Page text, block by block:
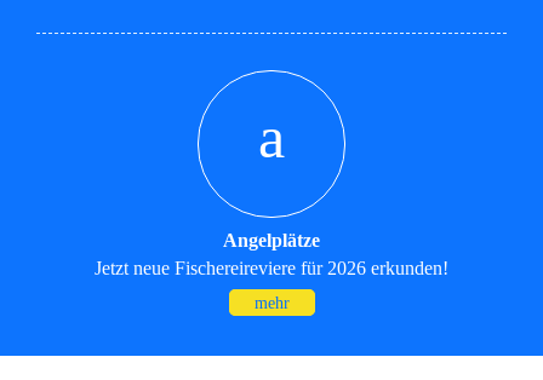
a
Angelplätze
Jetzt neue Fischereireviere für 2026 erkunden!
mehr